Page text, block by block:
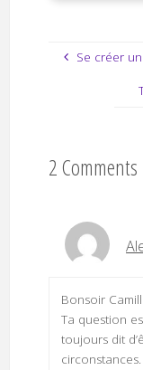
Se créer
2 Comments
Bonsoir
Ta question
toujours dit